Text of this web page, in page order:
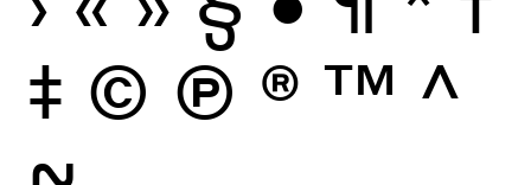
‡ © Ⓟ ® ™ ^